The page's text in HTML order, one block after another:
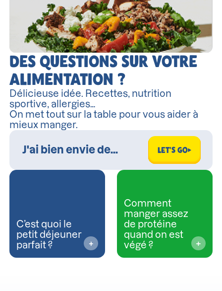
DES QUESTIONS SUR VOTRE
ALIMENTATION ?
Délicieuse idée. Recettes, nutrition
sportive, allergies…
On met tout sur la table pour vous aider à
mieux manger.
LET'S GO
C’est quoi le
petit déjeuner
parfait ?
Comment
manger assez
de protéine
quand on est
végé ?